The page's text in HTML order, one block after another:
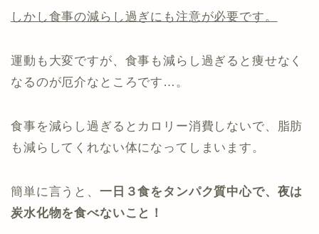
しかし食事の減らし過ぎにも注意が必要です。
運動も大変ですが、食事も減らし過ぎると痩せなく
なるのが厄介なところです…。
食事を減らし過ぎるとカロリー消費しないで、脂肪
も減らしてくれない体になってしまいます。
簡単に言うと、 一日３食をタンパク質中心で、夜は
炭水化物を食べないこと！